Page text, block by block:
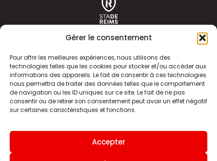
Gérer le consentement
Pour offrir les meilleures expériences, nous utilisons des
technologies telles que les cookies pour stocker et/ou accéder aux
informations des appareils. Le fait de consentir à ces technologies
nous permettra de traiter des données telles que le comportement
de navigation ou les ID uniques sur ce site. Le fait de ne pas
consentir ou de retirer son consentement peut avoir un effet négatif
sur certaines caractéristiques et fonctions.
Accepter
ACTUALITÉS
CLUB
BOUTIQUE
HISTOIRE
ÉQUIPE PREMIERE
INFOS ET CONTACT